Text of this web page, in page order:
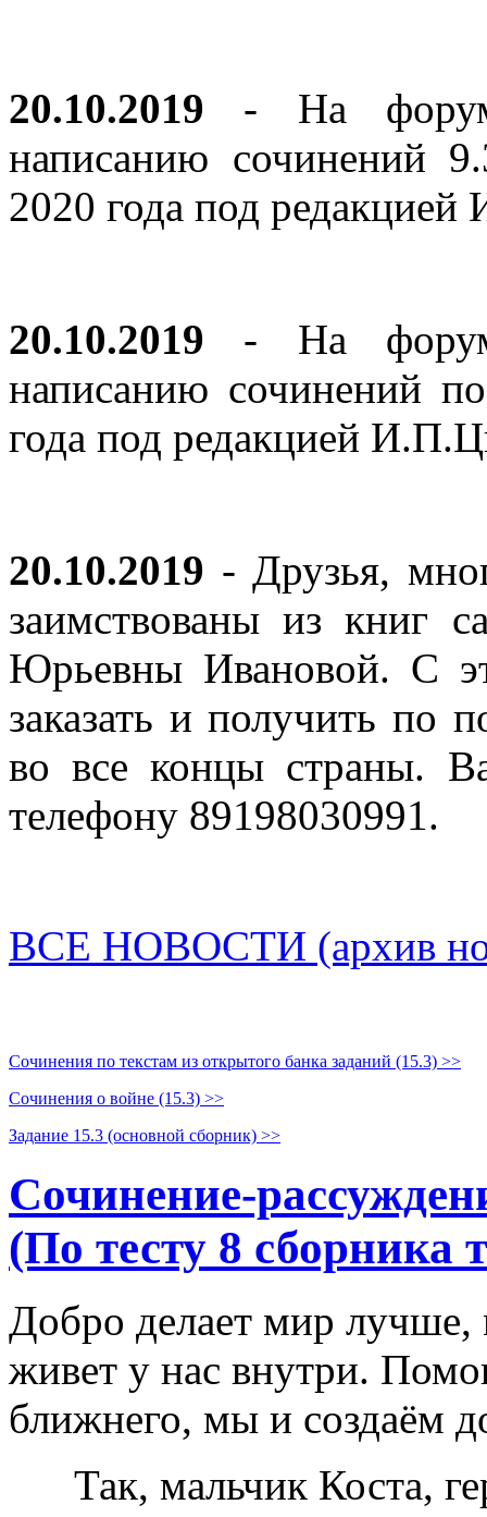
20.10.2019 - На
написанию сочинений
2020 года под
20.10.2019 - На
написанию сочинений
года под редакцией
20.10.2019 - Друзья,
заимствованы из книг
Юрьевны Ивановой. С
заказать и получить по
во все концы страны.
телефону 89198030991.
ВСЕ НОВОСТИ (архив
Сочинения по текстам из открытого банка заданий (15.3) >>
Сочинения о войне (15.3) >>
Задание 15.3 (основной сборник) >>
Сочинение-
(По тесту 8
Добро делает мир
живет у нас внутри.
ближнего, мы и создаём
Так, мальчик Коста,